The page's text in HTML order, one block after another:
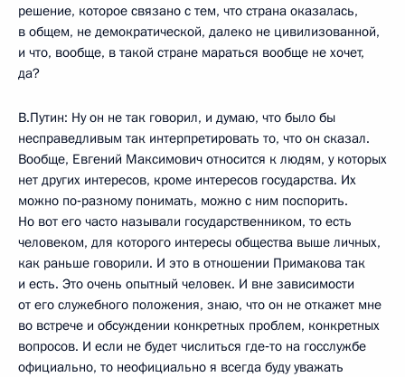
решение, которое связано с тем, что страна оказалась,
в общем, не демократической, далеко не цивилизованной,
и что, вообще, в такой стране мараться вообще не хочет,
да?
В.Путин: Ну он не так говорил, и думаю, что было бы
несправедливым так интерпретировать то, что он сказал.
Вообще, Евгений Максимович относится к людям, у которых
нет других интересов, кроме интересов государства. Их
можно по‑разному понимать, можно с ним поспорить.
Но вот его часто называли государственником, то есть
человеком, для которого интересы общества выше личных,
как раньше говорили. И это в отношении Примакова так
и есть. Это очень опытный человек. И вне зависимости
от его служебного положения, знаю, что он не откажет мне
во встрече и обсуждении конкретных проблем, конкретных
вопросов. И если не будет числиться где‑то на госслужбе
официально, то неофициально я всегда буду уважать